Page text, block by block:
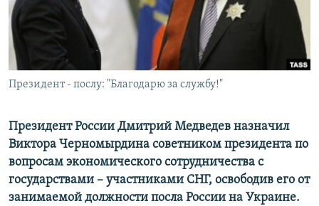
РАСПИСАНИЕ ВЕЩАНИЯ
ПОДПИШИТЕСЬ НА РАССЫЛКУ
Все сайты РСЕ/РС
Президент - послу: "Благодарю за службу!"
Президент России Дмитрий Медведев назначил
Виктора Черномырдина советником президента по
вопросам экономического сотрудничества с
государствами – участниками СНГ, освободив его от
занимаемой должности посла России на Украине.